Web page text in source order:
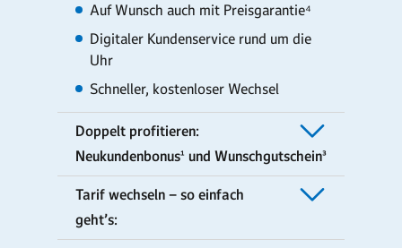
Auf Wunsch auch mit Preisgarantie⁴
Digitaler Kundenservice rund um die
Uhr
Schneller, kostenloser Wechsel
Doppelt profitieren:
Neukundenbonus¹ und Wunschgutschein³
Tarif wechseln – so einfach
geht’s: